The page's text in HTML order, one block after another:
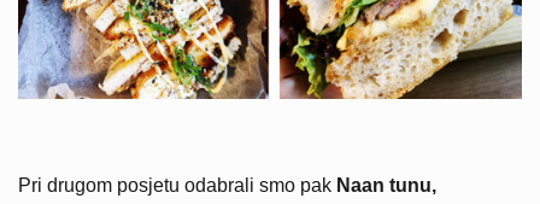
Pri drugom posjetu odabrali smo pak Naan tunu,